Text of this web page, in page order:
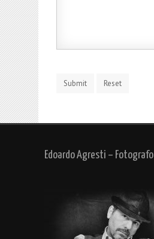
Edoardo Agresti – Fotografo